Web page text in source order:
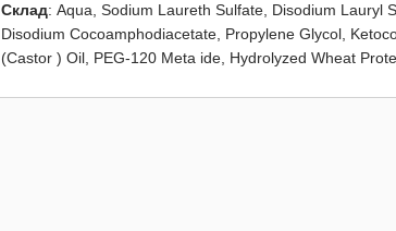
Склад: Aqua, Sodium Laureth Sulfate, Disodium Lauryl
Disodium Cocoamphodiacetate, Propylene Glycol,
(Castor ) Oil, PEG-120 Meta ide, Hydrolyzed Wheat